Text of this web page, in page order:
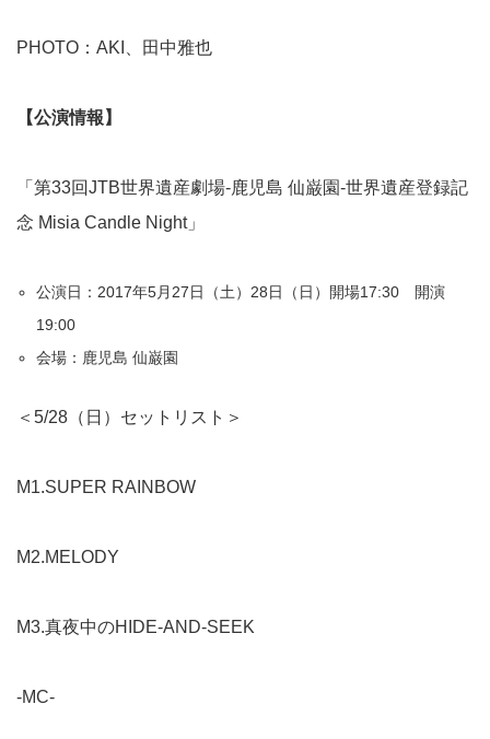
PHOTO： AKI 、田中雅也
【公演情報】
「第33回JTB世界遺産劇場‐鹿児島 仙巌園‐世界遺産登録記
念 Misia Candle Night」
公演日：2017年5月27日（土）28日（日）開場17:30 開演
19:00
会場：鹿児島 仙巌園
＜5/28（日）セットリスト＞
M1.SUPER RAINBOW
M2.MELODY
M3.真夜中のHIDE-AND-SEEK
-MC-